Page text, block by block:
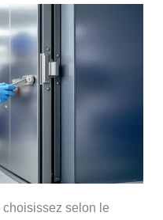
choisissez selon le